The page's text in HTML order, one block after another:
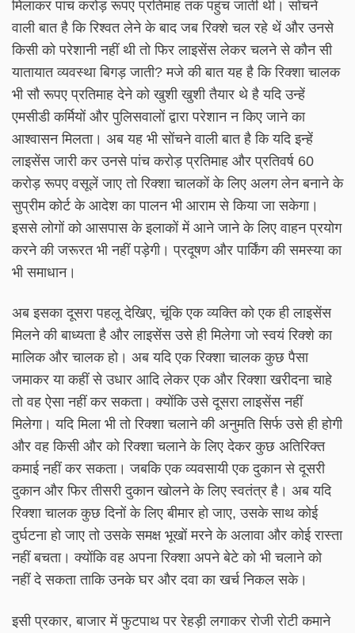
मिलाकर पांच करोड़ रूपए प्रतिमाह तक पहुंच जाती थी। सोंचने
वाली बात है कि रिश्वत लेने के बाद जब रिक्शे चल रहे थें और उनसे
किसी को परेशानी नहीं थी तो फिर लाइसेंस लेकर चलने से कौन सी
यातायात व्यवस्था बिगड़ जाती? मजे की बात यह है कि रिक्शा चालक
भी सौ रूपए प्रतिमाह देने को खुशी खुशी तैयार थे है यदि उन्हें
एमसीडी कर्मियों और पुलिसवालों द्वारा परेशान न किए जाने का
आश्वासन मिलता। अब यह भी सोंचने वाली बात है कि यदि इन्हें
लाइसेंस जारी कर उनसे पांच करोड़ प्रतिमाह और प्रतिवर्ष 60
करोड़ रूपए वसूलें जाए तो रिक्शा चालकों के लिए अलग लेन बनाने के
सुप्रीम कोर्ट के आदेश का पालन भी आराम से किया जा सकेगा।
इससे लोगों को आसपास के इलाकों में आने जाने के लिए वाहन प्रयोग
करने की जरूरत भी नहीं पड़ेगी। प्रदूषण और पार्किंग की समस्या का
भी समाधान।
अब इसका दूसरा पहलू देखिए, चूंकि एक व्यक्ति को एक ही लाइसेंस
मिलने की बाध्यता है और लाइसेंस उसे ही मिलेगा जो स्वयं रिक्शे का
मालिक और चालक हो। अब यदि एक रिक्शा चालक कुछ पैसा
जमाकर या कहीं से उधार आदि लेकर एक और रिक्शा खरीदना चाहे
तो वह ऐसा नहीं कर सकता। क्योंकि उसे दूसरा लाइसेंस नहीं
मिलेगा। यदि मिला भी तो रिक्शा चलाने की अनुमति सिर्फ उसे ही होगी
और वह किसी और को रिक्शा चलाने के लिए देकर कुछ अतिरिक्त
कमाई नहीं कर सकता। जबकि एक व्यवसायी एक दुकान से दूसरी
दुकान और फिर तीसरी दुकान खोलने के लिए स्वतंत्र है। अब यदि
रिक्शा चालक कुछ दिनों के लिए बीमार हो जाए, उसके साथ कोई
दुर्घटना हो जाए तो उसके समक्ष भूखों मरने के अलावा और कोई रास्ता
नहीं बचता। क्योंकि वह अपना रिक्शा अपने बेटे को भी चलाने को
नहीं दे सकता ताकि उनके घर और दवा का खर्च निकल सके।
इसी प्रकार, बाजार में फुटपाथ पर रेहड़ी लगाकर रोजी रोटी कमाने